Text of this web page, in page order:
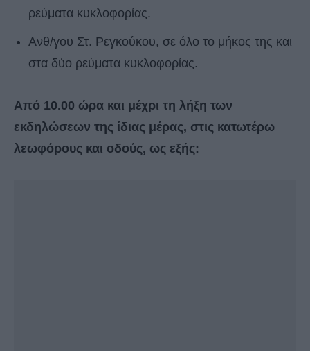
ρεύματα κυκλοφορίας.
Ανθ/γου Στ. Ρεγκούκου, σε όλο το μήκος της και
στα δύο ρεύματα κυκλοφορίας.
Από 10.00 ώρα και μέχρι τη λήξη των
εκδηλώσεων της ίδιας μέρας, στις κατωτέρω
λεωφόρους και οδούς, ως εξής: